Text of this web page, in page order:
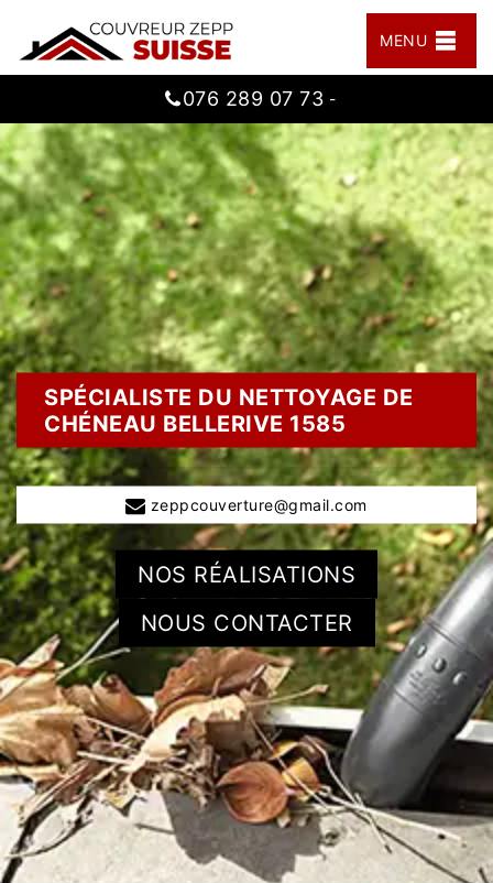
MENU
076 289 07 73 -
SPÉCIALISTE DU NETTOYAGE DE
CHÉNEAU BELLERIVE 1585
zeppcouverture@gmail.com
NOS RÉALISATIONS
NOUS CONTACTER